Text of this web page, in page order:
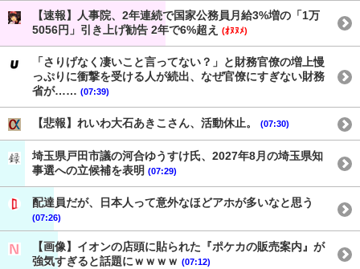
【速報】人事院、2年連続で国家公務員月給3%増の「1万
5056円」引き上げ勧告 2年で6%超え
(ｵﾇﾇﾒ)
「さりげなく凄いこと言ってない？」と財務官僚の増上慢
っぷりに衝撃を受ける人が続出、なぜ官僚にすぎない財務
省が…… (07:39)
【悲報】れいわ大石あきこさん、活動休止。 (07:30)
埼玉県戸田市議の河合ゆうすけ氏、2027年8月の埼玉県知
事選への立候補を表明 (07:29)
配達員だが、日本人って意外なほどアホが多いなと思う
(07:26)
【画像】イオンの店頭に貼られた『ポケカの販売案内』が
強気すぎると話題にｗｗｗｗ (07:12)